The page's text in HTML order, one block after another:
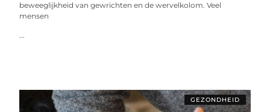
beweeglijkheid van gewrichten en de wervelkolom. Veel
mensen
...
GEZONDHEID